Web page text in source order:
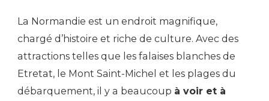
La Normandie est un endroit magnifique,
chargé d’histoire et riche de culture. Avec des
attractions telles que les falaises blanches de
Etretat, le Mont Saint-Michel et les plages du
débarquement, il y a beaucoup à voir et à